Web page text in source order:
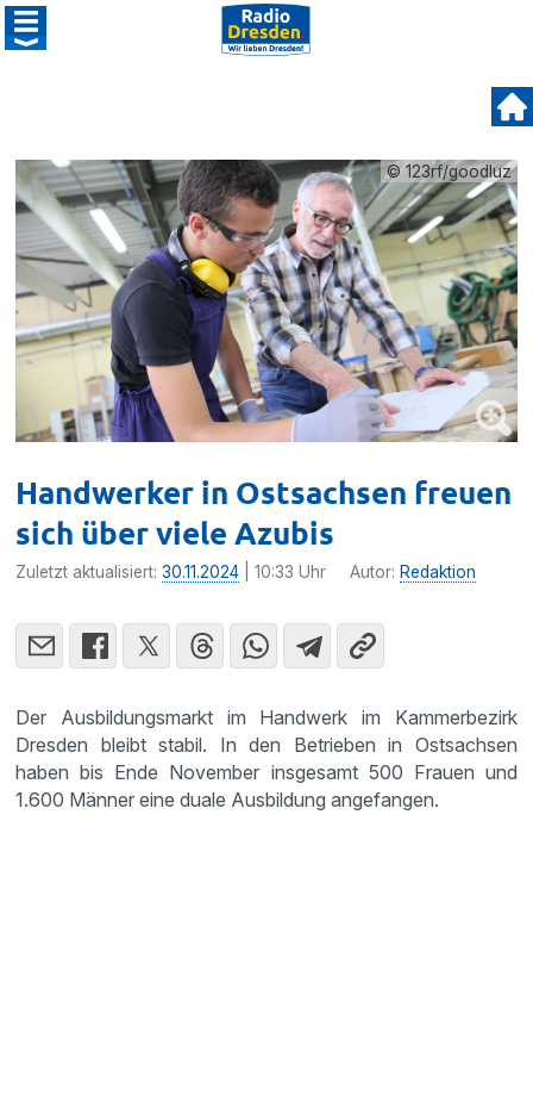
© 123rf/goodluz
Handwerker in Ostsachsen freuen
sich über viele Azubis
Zuletzt aktualisiert:30.11.2024 | 10:33 Uhr Autor: Redaktion
Der Ausbildungsmarkt im Handwerk im Kammerbezirk
Dresden bleibt stabil. In den Betrieben in Ostsachsen
haben bis Ende November insgesamt 500 Frauen und
1.600 Männer eine duale Ausbildung angefangen.